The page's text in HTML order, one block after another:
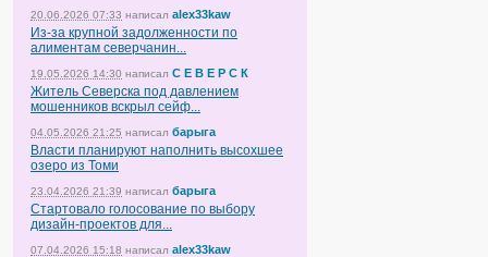
20.06.2026 07:33 написал alex33kaw
Из-за крупной задолженности по
алиментам северчанин...
19.05.2026 14:30 написал С Е В Е Р С К
Житель Северска под давлением
мошенников вскрыл сейф...
04.05.2026 21:25 написал барыга
Власти планируют наполнить высохшее
озеро из Томи
23.04.2026 21:39 написал барыга
Стартовало голосование по выбору
дизайн-проектов для...
07.04.2026 15:18 написал alex33kaw